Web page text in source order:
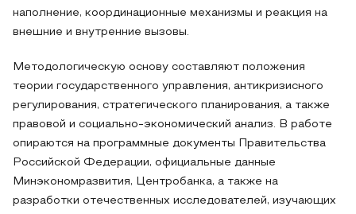
наполнение, координационные механизмы и реакция на
внешние и внутренние вызовы.
Методологическую основу составляют положения
теории государственного управления, антикризисного
регулирования, стратегического планирования, а также
правовой и социально-экономический анализ. В работе
опираются на программные документы Правительства
Российской Федерации, официальные данные
Минэкономразвития, Центробанка, а также на
разработки отечественных исследователей, изучающих